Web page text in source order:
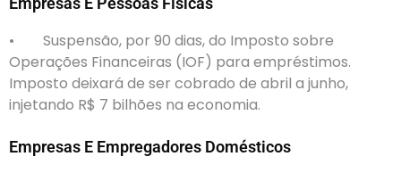
• Suspensão, por 90 dias, do Imposto sobre
Operações Financeiras (IOF) para empréstimos.
Imposto deixará de ser cobrado de abril a junho,
injetando R$ 7 bilhões na economia.
Empresas E Empregadores Domésticos